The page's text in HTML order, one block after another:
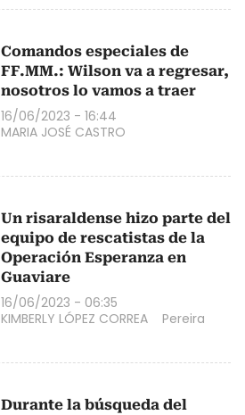
Comandos especiales de
FF.MM.: Wilson va a regresar,
nosotros lo vamos a traer
16/06/2023 - 16:44
MARIA JOSÉ CASTRO
Un risaraldense hizo parte del
equipo de rescatistas de la
Operación Esperanza en
Guaviare
16/06/2023 - 06:35
KIMBERLY LÓPEZ CORREA
Pereira
Durante la búsqueda del